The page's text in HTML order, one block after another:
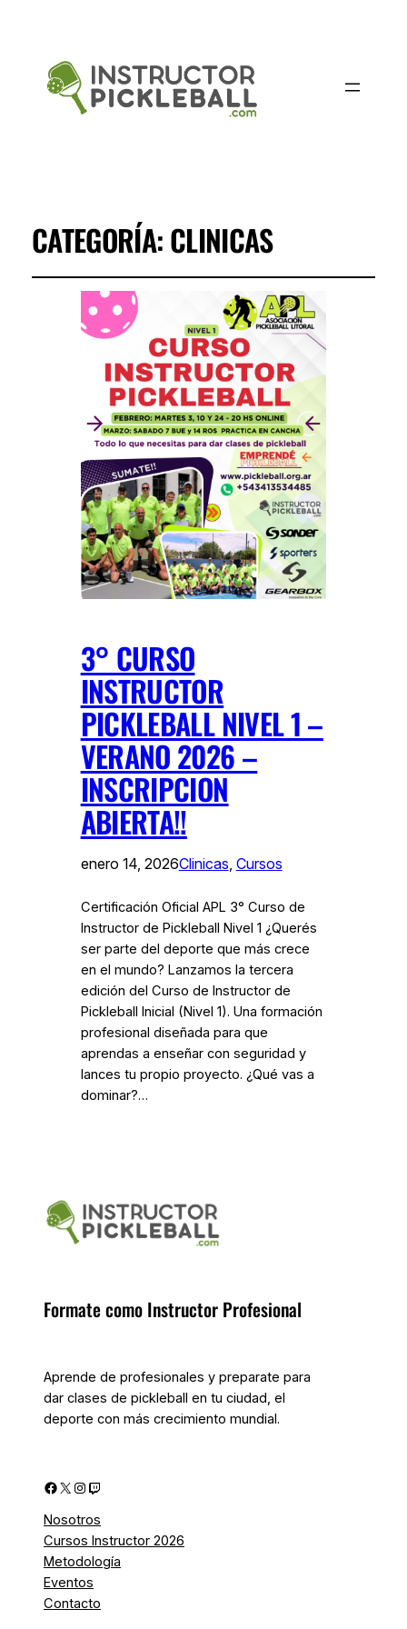
CATEGORÍA:CLINICAS
3° CURSO
INSTRUCTOR
PICKLEBALL NIVEL 1 –
VERANO 2026 –
INSCRIPCION
ABIERTA!!
enero 14, 2026Clinicas Cursos
Certificación Oficial APL 3° Curso de
Instructor de Pickleball Nivel 1 ¿Querés
ser parte del deporte que más crece
en el mundo? Lanzamos la tercera
edición del Curso de Instructor de
Pickleball Inicial (Nivel 1). Una formación
profesional diseñada para que
aprendas a enseñar con seguridad y
lances tu propio proyecto. ¿Qué vas a
dominar?…
Formate como Instructor Profesional
Aprende de profesionales y preparate para
dar clases de pickleball en tu ciudad, el
deporte con más crecimiento mundial.
Facebook X Instagram Twitch
Nosotros
Cursos Instructor 2026
Metodología
Eventos
Contacto